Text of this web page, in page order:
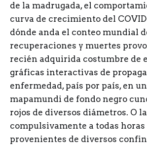
de la madrugada, el
curva de crecimiento del
dónde anda el conteo mundial
recuperaciones y muertes
recién adquirida costumbre de
gráficas interactivas de
enfermedad, país por país, en
mapamundi de fondo negro
rojos de diversos diámetros. O
compulsivamente a todas
provenientes de diversos